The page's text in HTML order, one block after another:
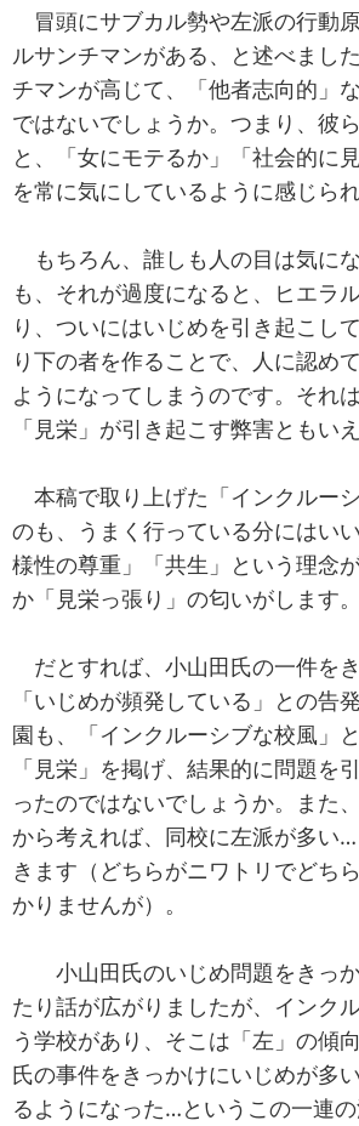
冒頭にサブカル勢や左派の行動
ルサンチマンがある、と述べまし
チマンが高じて、「他者志向的」
ではないでしょうか。つまり、彼
と、「女にモテるか」「社会的に
を常に気にしているように感じられ
もちろん、誰しも人の目は気に
も、それが過度になると、ヒエラ
り、ついにはいじめを引き起こし
り下の者を作ることで、人に認め
ようになってしまうのです。それ
「見栄」が引き起こす弊害ともいえ
本稿で取り上げた「インクルー
のも、うまく行っている分にはい
様性の尊重」「共生」という理念
か「見栄っ張り」の匂いがします。
だとすれば、小山田氏の一件を
「いじめが頻発している」との告
園も、「インクルーシブな校風」
「見栄」を掲げ、結果的に問題を
ったのではないでしょうか。また
から考えれば、同校に左派が多い
きます（どちらがニワトリでどち
かりませんが）。
小山田氏のいじめ問題をきっ
たり話が広がりましたが、インク
う学校があり、そこは「左」の傾
氏の事件をきっかけにいじめが多
るようになった…というこの一連